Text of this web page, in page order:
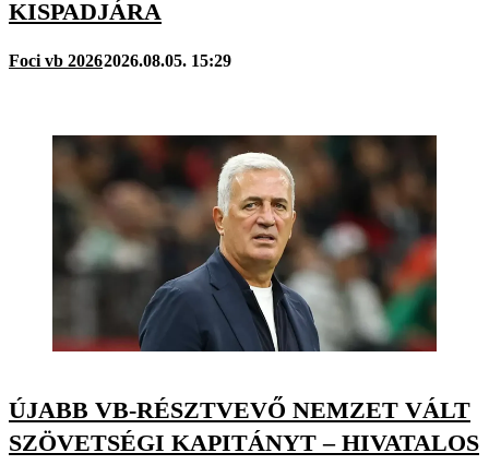
KISPADJÁRA
Foci vb 20262026.08.05. 15:29
ÚJABB VB-RÉSZTVEVŐ NEMZET VÁLT
SZÖVETSÉGI KAPITÁNYT – HIVATALOS